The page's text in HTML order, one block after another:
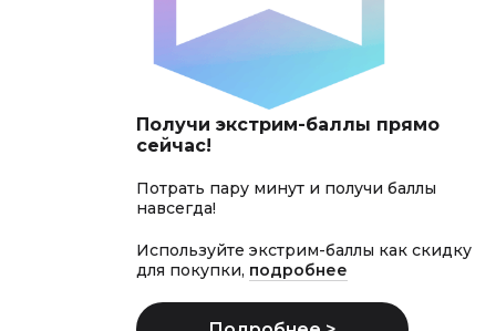
Получи экстрим-баллы прямо
сейчас!
Потрать пару минут и получи баллы
навсегда!
Используйте экстрим-баллы как скидку
для покупки, подробнее